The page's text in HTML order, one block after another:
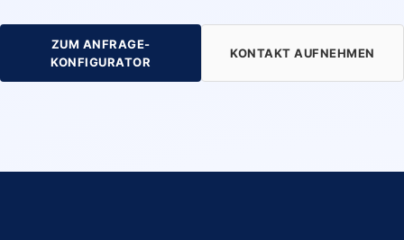
ZUM ANFRAGE-
KONFIGURATOR
KONTAKT AUFNEHMEN